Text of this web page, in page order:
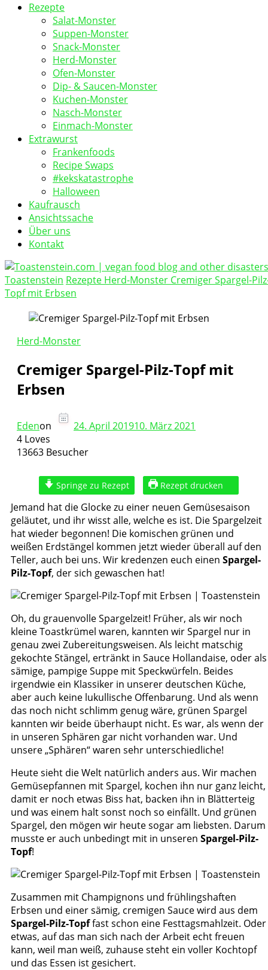
Rezepte
Salat-Monster
Suppen-Monster
Snack-Monster
Herd-Monster
Ofen-Monster
Dip- & Saucen-Monster
Kuchen-Monster
Nasch-Monster
Einmach-Monster
Extrawurst
Frankenfoods
Recipe Swaps
#kekskatastrophe
Halloween
Kaufrausch
Ansichtssache
Über uns
Kontakt
Toastenstein.com
vegan food blog
Toastenstein Rezepte Herd-Monster Cremiger Spargel-
Topf mit Erbsen
Herd-Monster
Cremiger Spargel-Pilz-Topf mit
Erbsen
Edenon 24. April 201910. März 2021
4 Loves
13663 Besucher
Springe zu Rezept Rezept drucken
Jemand hat die Glocke zu einer neuen Gemüsesaison
geläutet, und ihr wisst alle, welche es ist. Die Spargelzeit
hat wieder begonnen! Die komischen grünen und
weißen Erdstängel kommen jetzt wieder überall auf den
Teller, auch bei uns. Wir kredenzen euch einen Spargel-
Pilz-Topf, der sich gewaschen hat!
Oh, du grauenvolle Spargelzeit! Früher, als wir noch
kleine Toastkrümel waren, kannten wir Spargel nur in
genau zwei Zubereitungsweisen. Als leicht matschig
gekochte Stängel, ertränkt in Sauce Hollandaise, oder als
sämige, pampige Suppe mit Speckwürfeln. Beides
irgendwie ein Klassiker in unserer deutschen Küche,
aber auch keine lukullische Offenbarung. Und als wenn
das noch nicht schlimm genug wäre, grünen Spargel
kannten wir beide überhaupt nicht. Es war, als wenn der
in unseren Sphären gar nicht vorhanden war. Und
unsere „Sphären“ waren sehr unterschiedliche!
Heute sieht die Welt natürlich anders aus. Wir machen
Gemüsepfannen mit Spargel, kochen ihn nur ganz leicht,
damit er noch etwas Biss hat, backen ihn in Blätterteig
und was einem halt sonst noch so einfällt. Und grünen
Spargel, den mögen wir heute sogar am liebsten. Darum
musste er auch unbedingt mit in unseren Spargel-Pilz-
Topf!
Zusammen mit Champignons und frühlingshaften
Erbsen und einer sämig, cremigen Sauce wird aus dem
Spargel-Pilz-Topffast schon eine Festtagsmahlzeit. Oder
etwas, auf das man sich nach der Arbeit echt freuen
kann, weil man weiß, zuhause steht ein voller Kochtopf
und das Essen ist gesichert.